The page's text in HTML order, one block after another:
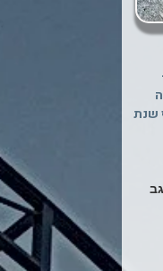
-
סוף שנת